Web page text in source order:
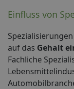
Einfluss von
auf das Gehalt
Fachliche